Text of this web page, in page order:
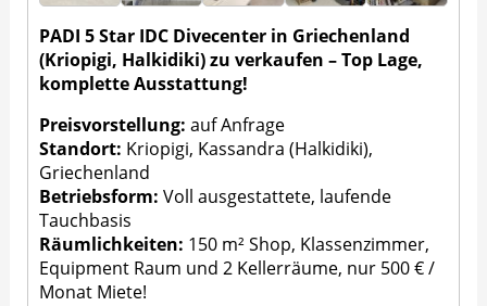
PADI 5 Star IDC Divecenter in Griechenland
(Kriopigi, Halkidiki) zu verkaufen – Top Lage,
komplette Ausstattung!
Preisvorstellung: auf Anfrage
Standort: Kriopigi, Kassandra (Halkidiki),
Griechenland
Betriebsform: Voll ausgestattete, laufende
Tauchbasis
Räumlichkeiten: 150 m² Shop, Klassenzimmer,
Equipment Raum und 2 Kellerräume, nur 500 € /
Monat Miete!